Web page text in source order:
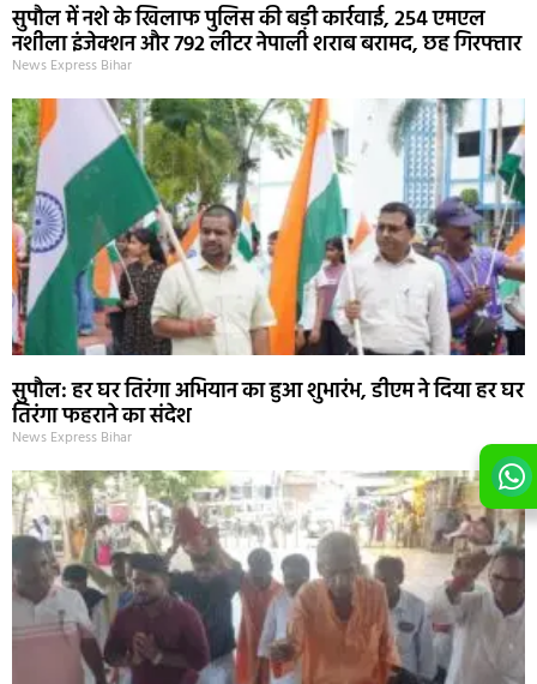
सुपौल में नशे के खिलाफ पुलिस की बड़ी कार्रवाई, 254 एमएल
नशीला इंजेक्शन और 792 लीटर नेपाली शराब बरामद, छह गिरफ्तार
News Express Bihar
सुपौल: हर घर तिरंगा अभियान का हुआ शुभारंभ, डीएम ने दिया हर घर
तिरंगा फहराने का संदेश
News Express Bihar